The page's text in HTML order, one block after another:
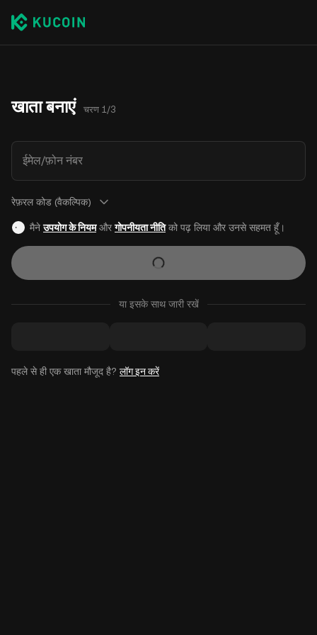
खाता बनाएं चरण 1/3
ईमेल/फ़ोन नंबर
रेफ़रल कोड (वैकल्पिक)
मैनेउपयोग के नियमऔरगोपनीयता नीतिको पढ़ लिया और उनसे सहमत हूँ।
या इसके साथ जारी रखें
पहले से ही एक खाता मौजूद है? लॉग इन करें